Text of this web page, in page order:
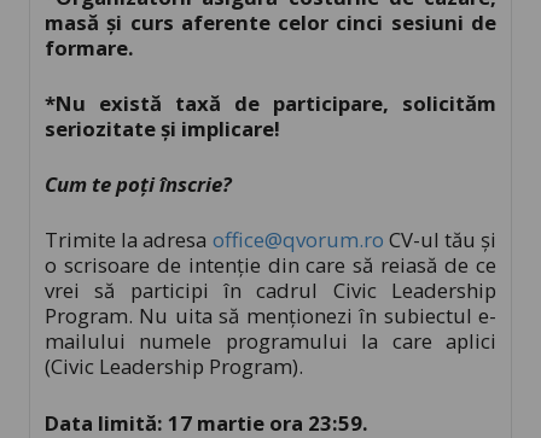
masă și curs aferente celor cinci sesiuni de
formare.
*Nu există taxă de participare, solicităm
seriozitate și implicare!
Cum te poți înscrie?
Trimite la adresa office@qvorum.ro CV-ul tău și
o scrisoare de intenție din care să reiasă de ce
vrei să participi în cadrul Civic Leadership
Program. Nu uita să menționezi în subiectul e-
mailului numele programului la care aplici
(Civic Leadership Program).
Data limită: 17 martie ora 23:59.